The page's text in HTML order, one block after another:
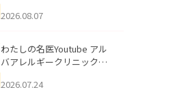
らない理由｜繰り返す人が
説」を公開いたしました。
2026.08.07
わたしの名医Youtube アル
バアレルギークリニック札
える男性へ｜医師が教える
2026.07.24